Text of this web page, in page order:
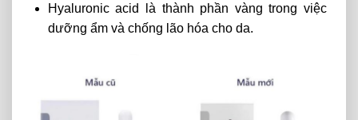
Hyaluronic acid là thành phần vàng trong việc
dưỡng ẩm và chống lão hóa cho da.